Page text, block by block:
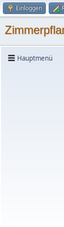
Einloggen
Hauptmenü